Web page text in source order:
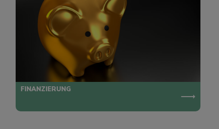
FINANZIERUNG